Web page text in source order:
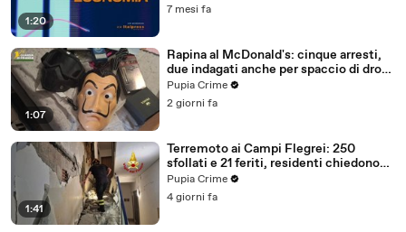
1:20
7 mesi fa
1:07
Rapina al McDonald's: cinque arresti,
due indagati anche per spaccio di droga
(03.08.26)
Pupia Crime
2 giorni fa
1:41
Terremoto ai Campi Flegrei: 250
sfollati e 21 feriti, residenti chiedono
certezze sul futuro (01.08.26)
Pupia Crime
4 giorni fa